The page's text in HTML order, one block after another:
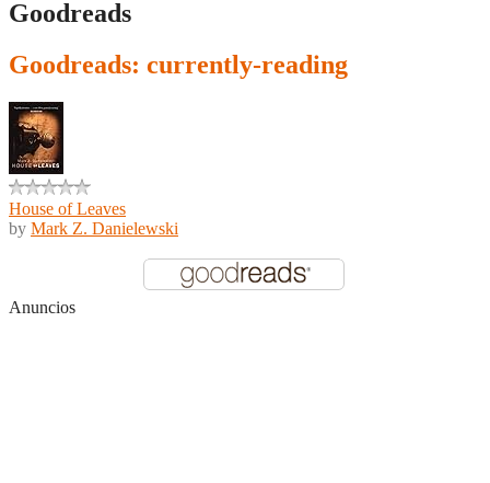
Goodreads
Goodreads: currently-reading
House of Leaves
by Mark Z. Danielewski
Anuncios